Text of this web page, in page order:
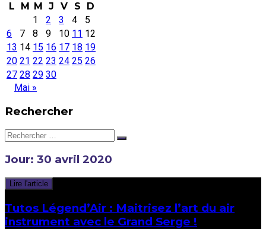
L
M M J V S
D
1
2 3 4
5
6
7 8 9 10 11 12
13 14 15 16 17 18 19
20 21 22 23 24 25 26
27 28 29 30
Mai »
Rechercher
Rechercher:
Jour: 30 avril 2020
Lire l'article
Tutos Légend’Air : Maitrisez l’art du air
instrument avec le Grand Serge !